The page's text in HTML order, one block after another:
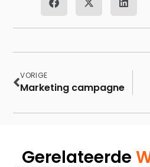
VORIGE
Marketing campagne
Gerelateerde